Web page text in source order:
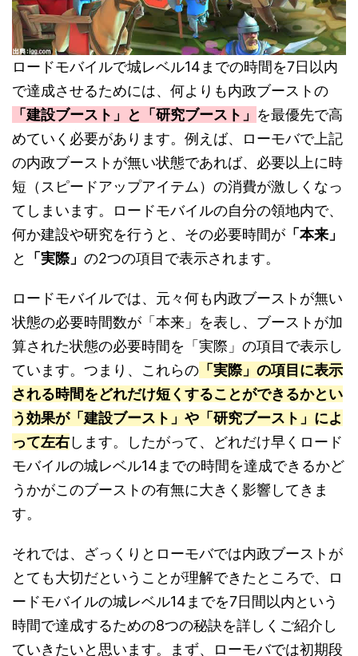
ロードモバイルで城レベル14までの時間を7日以内
で達成させるためには、何よりも内政ブーストの
「建設ブースト」と「研究ブースト」 を最優先で高
めていく必要があります。例えば、ローモバで上記
の内政ブーストが無い状態であれば、必要以上に時
短（スピードアップアイテム）の消費が激しくなっ
てしまいます。ロードモバイルの自分の領地内で、
何か建設や研究を行うと、その必要時間が 「本来」
と
「実際」 の2つの項目で表示されます。
ロードモバイルでは、元々何も内政ブーストが無い
状態の必要時間数が「本来」を表し、ブーストが加
算された状態の必要時間を「実際」の項目で表示し
ています。つまり、これらの 「実際」の項目に表示
される時間をどれだけ短くすることができるかとい
う効果が「建設ブースト」や「研究ブースト」によ
って左右します。したがって、どれだけ早くロード
モバイルの城レベル14までの時間を達成できるかど
うかがこのブーストの有無に大きく影響してきま
す。
それでは、ざっくりとローモバでは内政ブーストが
とても大切だということが理解できたところで、ロ
ードモバイルの城レベル14までを7日間以内という
時間で達成するための8つの秘訣を詳しくご紹介し
ていきたいと思います。まず、ローモバでは初期段